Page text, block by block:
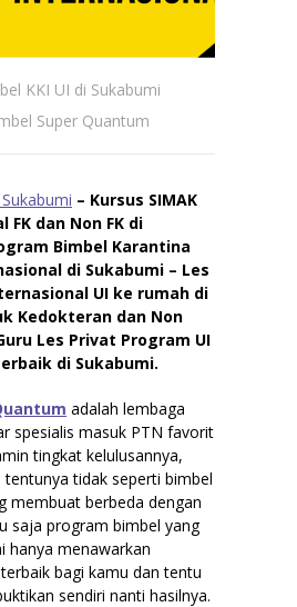
KKI UI di Sukabumi
Super Quantum
– Kursus SIMAK
FK dan Non FK di
Bimbel Karantina
di Sukabumi – Les
UI ke rumah di
Kedokteran dan Non
Les Privat Program UI
di Sukabumi.
adalah lembaga
spesialis masuk PTN favorit
tingkat kelulusannya,
tentunya tidak seperti bimbel
membuat berbeda dengan
saja program bimbel yang
hanya menawarkan
bagi kamu dan tentu
sendiri nanti hasilnya.